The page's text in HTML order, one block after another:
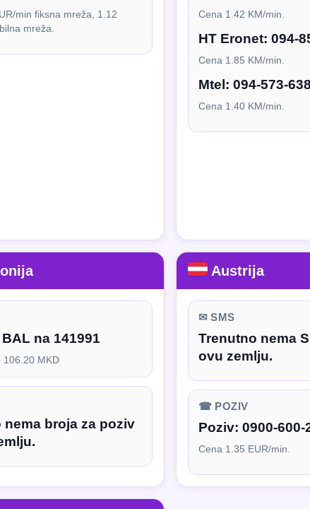
min fiksna mreža, 1.12
mreža.
Cena 1.42 KM/min.
HT Eronet: 094-
Cena 1.85 KM/min.
Mtel: 094-573-638
Cena 1.40 KM/min.
na 141991
106.20 MKD
nema broja za poziv
Austrija
✉ SMS
Trenutno nema
ovu zemlju.
☎ POZIV
Poziv: 0900-600-
Cena 1.35 EUR/min.